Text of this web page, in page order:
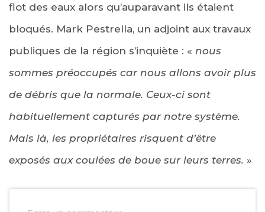
flot des eaux alors qu’auparavant ils étaient
bloqués. Mark Pestrella, un adjoint aux travaux
publiques de la région s’inquiète : « nous
sommes préoccupés car nous allons avoir plus
de débris que la normale. Ceux-ci sont
habituellement capturés par notre système.
Mais là, les propriétaires risquent d’être
exposés aux coulées de boue sur leurs terres. »